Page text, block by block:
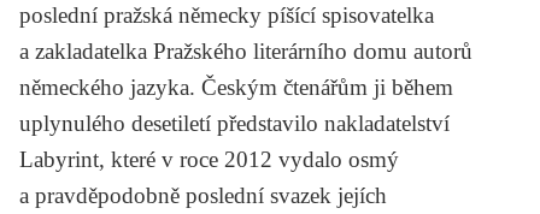
poslední pražská německy píšící spisovatelka
a zakladatelka Pražského literárního domu autorů
německého jazyka. Českým čtenářům ji během
uplynulého desetiletí představilo nakladatelství
Labyrint, které v roce 2012 vydalo osmý
a pravděpodobně poslední svazek jejích